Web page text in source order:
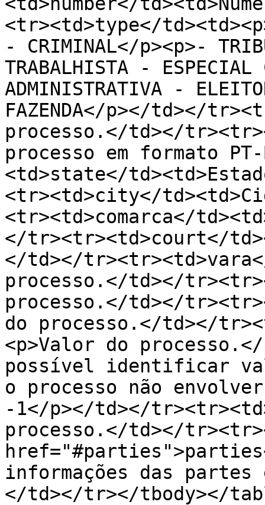
<tr><td>type</
- CRIMINAL</p><p>-
TRABALHISTA -
ADMINISTRATIVA -
FAZENDA</p></td></
processo.</td></
processo em formato
<td>state</
<tr><td>city</
<tr><td>comarca</
</tr><tr><td>court</
</td></
processo.</td></
processo.</td></
do processo.</td></
<p>Valor do processo.</
possível identificar
o processo não
-1</p></td></
processo.</td></
informações das
</td></tr></tbody></